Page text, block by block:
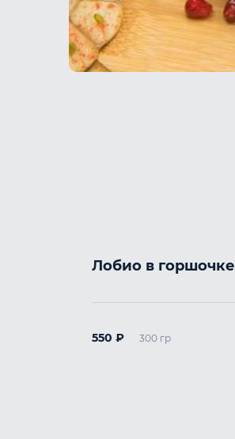
Лобио в горшочке
550 ₽ 300 гр